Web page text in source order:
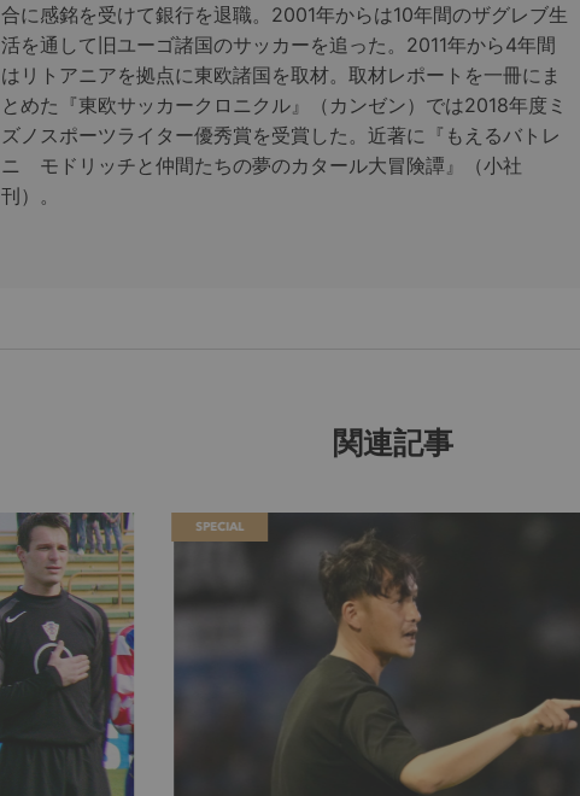
合に感銘を受けて銀行を退職。2001年からは10年間のザグレブ生
活を通して旧ユーゴ諸国のサッカーを追った。2011年から4年間
はリトアニアを拠点に東欧諸国を取材。取材レポートを一冊にま
とめた『東欧サッカークロニクル』（カンゼン）では2018年度ミ
ズノスポーツライター優秀賞を受賞した。近著に『もえるバトレ
ニ モドリッチと仲間たちの夢のカタール大冒険譚』（小社
刊）。
関連記事
SPECIAL